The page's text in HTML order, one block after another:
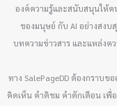
องค์ความรู้และสนับสนุนให้
ของมนุษย์ กับ AI อย่างสง
บทความข่าวสาร และแหล่งค
ทาง SalePageDD ต้องกราบ
คิดเห็น คำติชม คำตักเตือน เพื่